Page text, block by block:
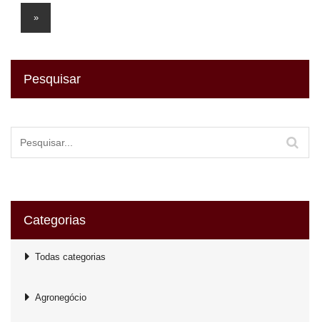
»
Pesquisar
Categorias
Todas categorias
Agronegócio